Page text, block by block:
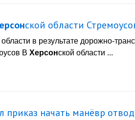
ской области
области в результате дорожно-
В Херсонской области ...
приказ начать манёвр